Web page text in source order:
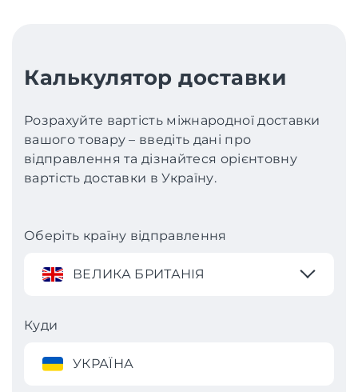
Калькулятор доставки
Розрахуйте вартість міжнародної доставки
вашого товару – введіть дані про
відправлення та дізнайтеся орієнтовну
вартість доставки в Україну.
Оберіть країну відправлення
ВЕЛИКА БРИТАНІЯ
Куди
УКРАЇНА